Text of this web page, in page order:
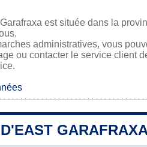
est située dans la
administratives, vous
ou contacter le service client